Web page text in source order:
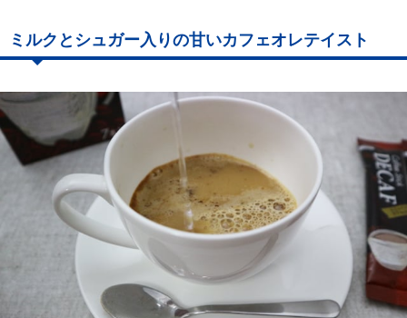
ミルクとシュガー入りの甘いカフェオレテイスト